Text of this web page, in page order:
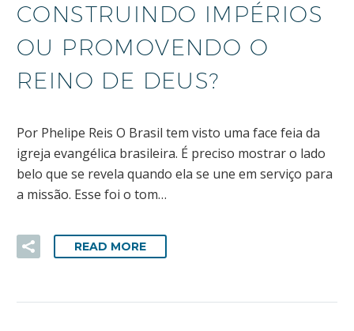
CONSTRUINDO IMPÉRIOS
OU PROMOVENDO O
REINO DE DEUS?
Por Phelipe Reis O Brasil tem visto uma face feia da
igreja evangélica brasileira. É preciso mostrar o lado
belo que se revela quando ela se une em serviço para
a missão. Esse foi o tom…
READ MORE